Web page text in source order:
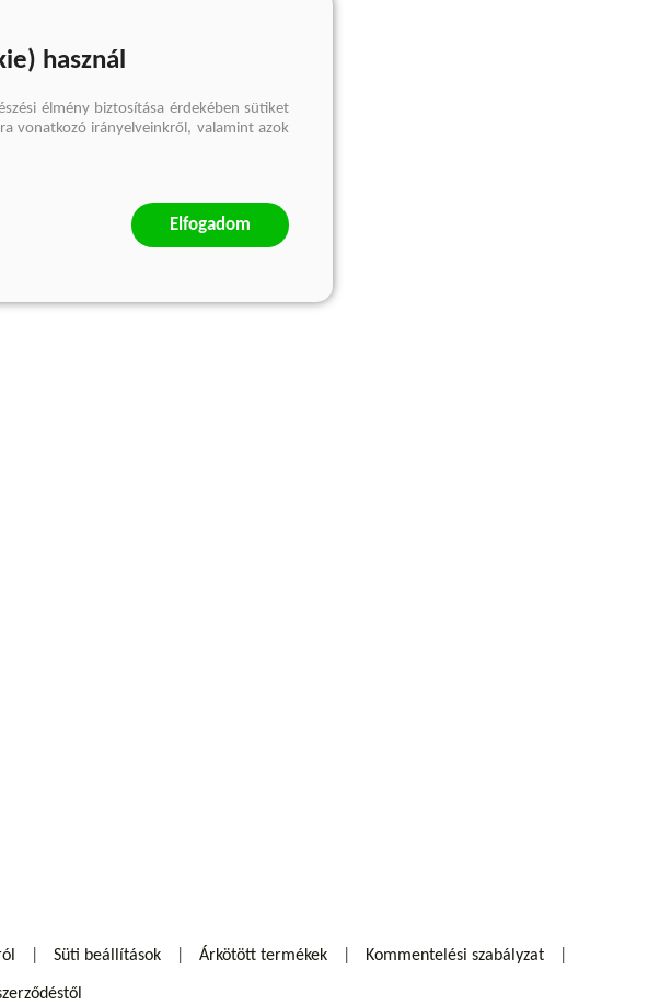
Süti beállítások Árkötött termékek Kommentelési szabályzat
használ
élmény biztosítása érdekében sütiket
vonatkozó irányelveinkről, valamint azok
Elfogadom